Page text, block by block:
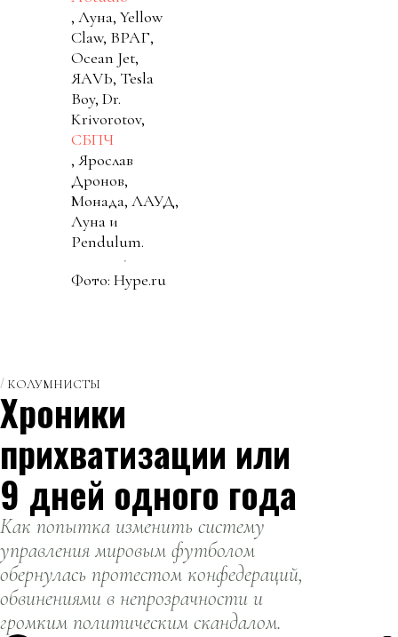
, Луна, Yellow
Claw, ВРАГ,
Ocean Jet,
ЯАVЬ, Tesla
Boy, Dr.
Krivorotov,
СБПЧ
, Ярослав
Дронов,
Монада, ЛАУД,
Луна и
Pendulum.
Фото: Hype.ru
КОЛУМНИСТЫ
Хроники
прихватизации или
9 дней одного года
Как попытка изменить систему
управления мировым футболом
обернулась протестом конфедераций,
обвинениями в непрозрачности и
громким политическим скандалом.